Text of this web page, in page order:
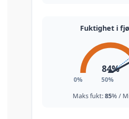
Fuktighet i
84%
0% 50%
Maks fukt:85% /